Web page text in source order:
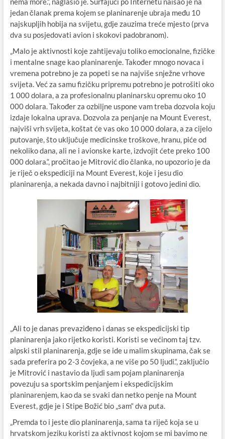
jedan članak prema kojem se planinarenje ubraja među 10
najskupljih hobija na svijetu, gdje zauzima treće mjesto (prva
dva su posjedovati avion i skokovi padobranom).
„Malo je aktivnosti koje zahtijevaju toliko emocionalne, fizičke
i mentalne snage kao planinarenje. Također mnogo novaca i
vremena potrebno je za popeti se na najviše snježne vrhove
svijeta. Već za samu fizičku pripremu potrebno je potrošiti oko
1 000 dolara, a za profesionalnu planinarsku opremu oko 10
000 dolara. Također za ozbiljne uspone vam treba dozvola koju
izdaje lokalna uprava. Dozvola za penjanje na Mount Everest,
najviši vrh svijeta, koštat će vas oko 10 000 dolara, a za cijelo
putovanje, što uključuje medicinske troškove, hranu, piće od
nekoliko dana, ali ne i avionske karte, izdvojit ćete preko 100
000 dolara.“, pročitao je Mitrović dio članka, no upozorio je da
je riječ o ekspediciji na Mount Everest, koje i jesu dio
planinarenja, a nekada davno i najbitniji i gotovo jedini dio.
„Ali to je danas prevaziđeno i danas se ekspedicijski tip
planinarenja jako rijetko koristi. Koristi se većinom taj tzv.
alpski stil planinarenja, gdje se ide u malim skupinama, čak se
sada preferira po 2-3 čovjeka, a ne više po 50 ljudi.“, zaključio
je Mitrović i nastavio da ljudi sam pojam planinarenja
povezuju sa sportskim penjanjem i ekspedicijskim
planinarenjem, kao da se svaki dan netko penje na Mount
Everest, gdje je i Stipe Božić bio „sam“ dva puta.
„Premda to i jeste dio planinarenja, sama ta riječ koja se u
hrvatskom jeziku koristi za aktivnost kojom se mi bavimo ne